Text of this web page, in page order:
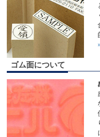
ゴム面について